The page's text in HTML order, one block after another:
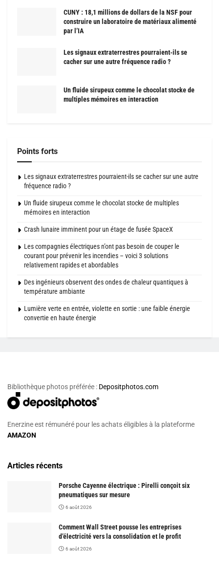
CUNY : 18,1 millions de dollars de la NSF pour
construire un laboratoire de matériaux alimenté
par l’IA
Les signaux extraterrestres pourraient-ils se
cacher sur une autre fréquence radio ?
Un fluide sirupeux comme le chocolat stocke de
multiples mémoires en interaction
Points forts
Les signaux extraterrestres pourraient-ils se cacher sur une autre
fréquence radio ?
Un fluide sirupeux comme le chocolat stocke de multiples
mémoires en interaction
Crash lunaire imminent pour un étage de fusée SpaceX
Les compagnies électriques n’ont pas besoin de couper le
courant pour prévenir les incendies – voici 3 solutions
relativement rapides et abordables
Des ingénieurs observent des ondes de chaleur quantiques à
température ambiante
Lumière verte en entrée, violette en sortie : une faible énergie
convertie en haute énergie
Bibliothèque photos préférée : Depositphotos.com
Enerzine est rémunéré pour les achats éligibles à la plateforme
AMAZON
Articles récents
Porsche Cayenne électrique : Pirelli conçoit six
pneumatiques sur mesure
6 août 2026
Comment Wall Street pousse les entreprises
d’électricité vers la consolidation et le profit
6 août 2026